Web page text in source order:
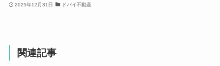
2025年12月31日 ドバイ不動産
関連記事